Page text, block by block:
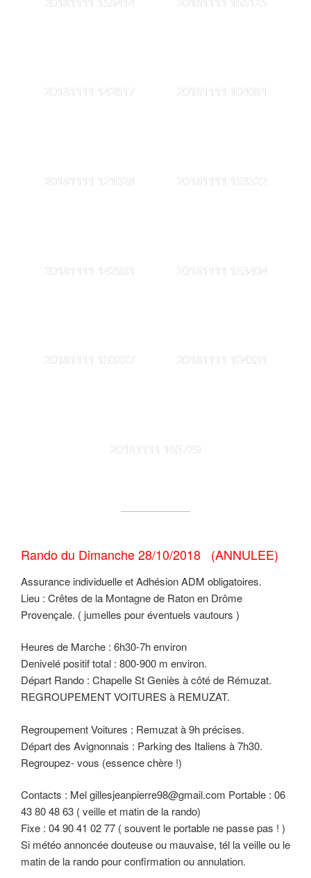
20181111 142617 20181111 104051
20181111 121028 20181111 153522
20181111 142931 20181111 153404
20181111 150227 20181111 104331
20181111 165729
Rando du Dimanche 28/10/2018 (ANNULEE)
Assurance individuelle et Adhésion ADM obligatoires.
Lieu : Crêtes de la Montagne de Raton en Drôme
Provençale. ( jumelles pour éventuels vautours )
Heures de Marche : 6h30-7h environ
Denivelé positif total : 800-900 m environ.
Départ Rando : Chapelle St Geniès à côté de Rémuzat.
REGROUPEMENT VOITURES à REMUZAT.
Regroupement Voitures : Remuzat à 9h précises.
Départ des Avignonnais : Parking des Italiens à 7h30.
Regroupez- vous (essence chère !)
Contacts : Mel gillesjeanpierre98@gmail.com Portable : 06
43 80 48 63 ( veille et matin de la rando)
Fixe : 04 90 41 02 77 ( souvent le portable ne passe pas ! )
Si météo annoncée douteuse ou mauvaise, tél la veille ou le
matin de la rando pour confirmation ou annulation.